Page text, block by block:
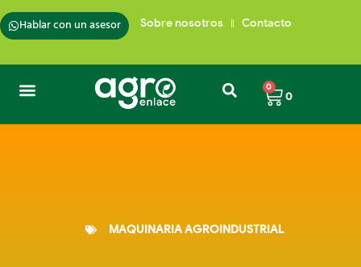
Hablar con un asesor Sobre nosotros Contacto
0
0
MAQUINARIA AGROINDUSTRIAL